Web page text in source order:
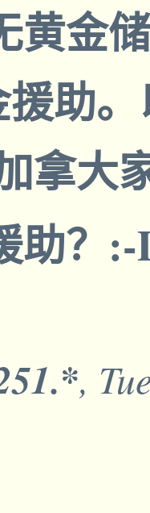
黄金
助
拿大
助？
,